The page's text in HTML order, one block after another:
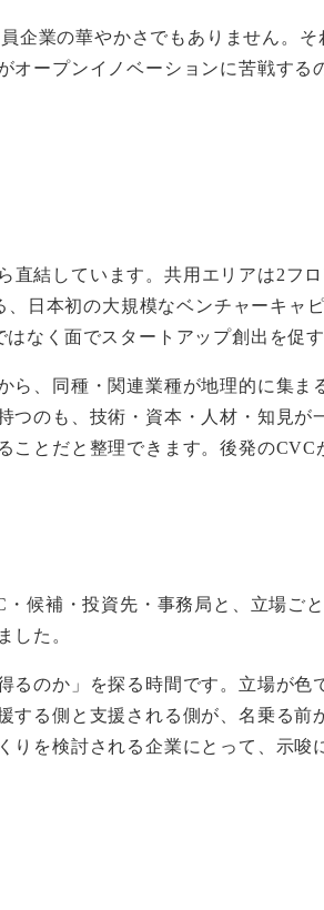
業の華やかさでもありません。
ープンイノベーションに苦戦す
結しています。共用エリアは2フ
日本初の大規模なベンチャーキャ
なく面でスタートアップ創出を促
、同種・関連業種が地理的に集
つのも、技術・資本・人材・知見
とだと整理できます。後発の
候補・投資先・事務局と、立場ご
した。
のか」を探る時間です。立場が
る側と支援される側が、名乗る
を検討される企業にとって、示唆